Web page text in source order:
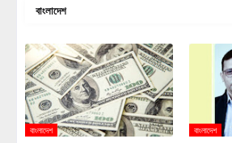
বাংলাদেশ
বাংলাদেশ বাংলাদেশ